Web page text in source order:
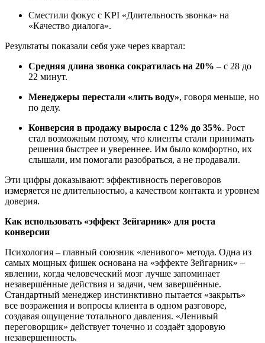
Сместили фокус с KPI «Длительность звонка» на
«Качество диалога».
Результаты показали себя уже через квартал:
Средняя длина звонка сократилась на 20% – с 28 до
22 минут.
Менеджеры перестали «лить воду», говоря меньше, но
по делу.
Конверсия в продажу выросла с 12% до 35%. Рост
стал возможным потому, что клиенты стали принимать
решения быстрее и увереннее. Им было комфортно, их
слышали, им помогали разобраться, а не продавали.
Эти цифры доказывают: эффективность переговоров
измеряется не длительностью, а качеством контакта и уровнем
доверия.
Как использовать «эффект Зейгарник» для роста
конверсии
Психология – главный союзник «ленивого» метода. Одна из
самых мощных фишек основана на «эффекте Зейгарник» –
явлении, когда человеческий мозг лучше запоминает
незавершённые действия и задачи, чем завершённые.
Стандартный менеджер инстинктивно пытается «закрыть»
все возражения и вопросы клиента в одном разговоре,
создавая ощущение тотального давления. «Ленивый
переговорщик» действует точечно и создаёт здоровую
незавершенность.